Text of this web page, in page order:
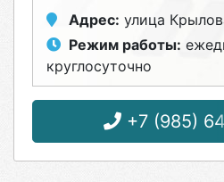
Адрес: улица
Режим работы:
круглосуточно
+7 (985)